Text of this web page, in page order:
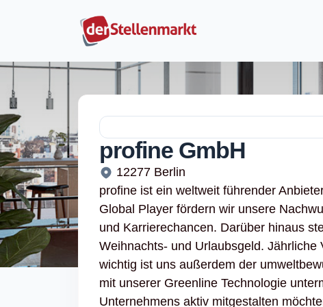
profine GmbH
12277 Berlin
profine ist ein weltweit führender
Global Player fördern wir unsere
und Karrierechancen. Darüber hinaus
Weihnachts- und Urlaubsgeld.
wichtig ist uns außerdem der
mit unserer Greenline Technologie
Unternehmens aktiv mitgestalten